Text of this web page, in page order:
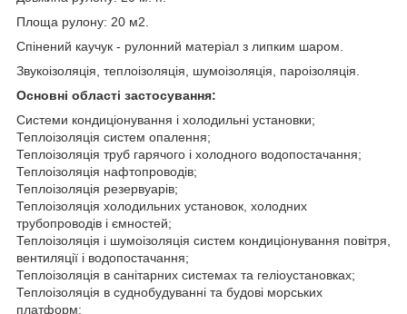
Площа рулону: 20 м2.
Спінений каучук - рулонний матеріал з липким шаром.
Звукоізоляція, теплоізоляція, шумоізоляція, пароізоляція.
Основні області застосування:
Системи кондиціонування і холодильні установки;
Теплоізоляція систем опалення;
Теплоізоляція труб гарячого і холодного водопостачання;
Теплоізоляція нафтопроводів;
Теплоізоляція резервуарів;
Теплоізоляція холодильних установок, холодних
трубопроводів і ємностей;
Теплоізоляція і шумоізоляція систем кондиціонування повітря,
вентиляції і водопостачання;
Теплоізоляція в санітарних системах та геліоустановках;
Теплоізоляція в суднобудуванні та будові морських
платформ;